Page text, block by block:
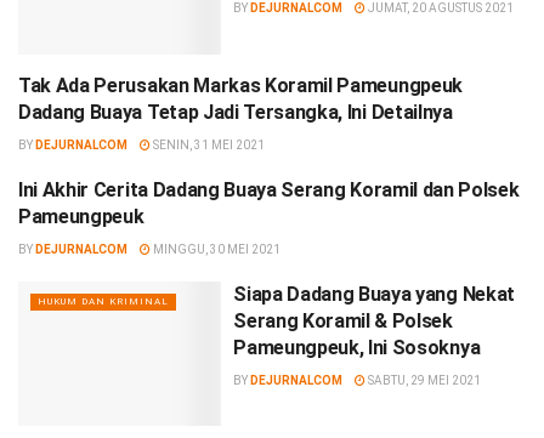
BY DEJURNALCOM JUMAT, 20 AGUSTUS 2021
HUKUM DAN KRIMINAL
Tak Ada Perusakan Markas Koramil Pameungpeuk
Dadang Buaya Tetap Jadi Tersangka, Ini Detailnya
BY DEJURNALCOM SENIN, 31 MEI 2021
HUKUM DAN KRIMINAL
Ini Akhir Cerita Dadang Buaya Serang Koramil dan Polsek
Pameungpeuk
BY DEJURNALCOM MINGGU, 30 MEI 2021
HUKUM DAN KRIMINAL
Siapa Dadang Buaya yang Nekat
Serang Koramil & Polsek
Pameungpeuk, Ini Sosoknya
BY DEJURNALCOM SABTU, 29 MEI 2021